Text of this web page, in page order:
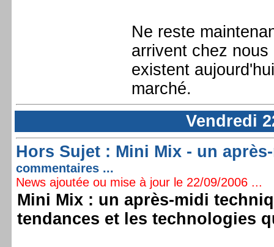
Ne reste
arrivent chez
existent
marché.
Vendredi
Hors Sujet : Mini Mix - un
commentaires ...
News ajoutée ou mise à jour le 22/09/2006 ...
Mini Mix : un après-midi
tendances et les technologies